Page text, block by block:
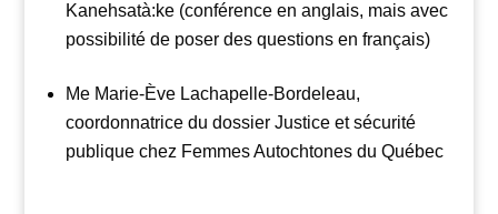
Kanehsatà:ke (conférence en anglais, mais avec
possibilité de poser des questions en français)
Me Marie-Ève Lachapelle-Bordeleau,
coordonnatrice du dossier Justice et sécurité
publique chez Femmes Autochtones du Québec